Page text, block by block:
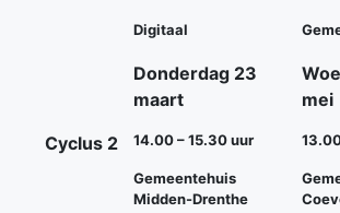
Digitaal
Cyclus 2
Donderdag 23
maart
14.00 – 15.30 uur
Gemeentehuis
Midden-Drenthe
mei